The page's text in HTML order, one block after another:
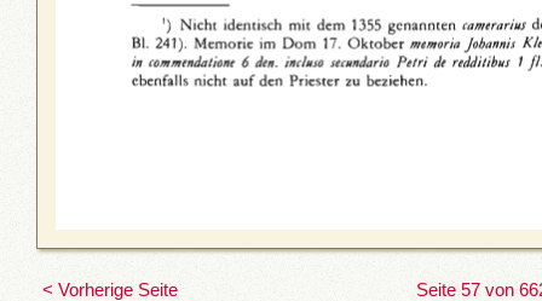
< Vorherige Seite Seite 57 von